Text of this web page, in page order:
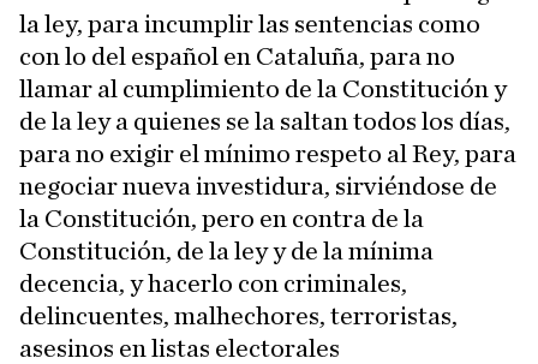
la ley, para incumplir las sentencias como
con lo del español en Cataluña, para no
llamar al cumplimiento de la Constitución y
de la ley a quienes se la saltan todos los días,
para no exigir el mínimo respeto al Rey, para
negociar nueva investidura, sirviéndose de
la Constitución, pero en contra de la
Constitución, de la ley y de la mínima
decencia, y hacerlo con criminales,
delincuentes, malhechores, terroristas,
asesinos en listas electorales